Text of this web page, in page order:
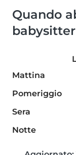
Quando
babysitter
Mattina
Pomeriggio
Sera
Notte